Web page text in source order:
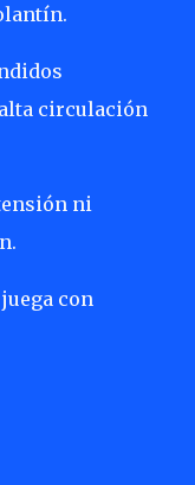
circulación
ni
con